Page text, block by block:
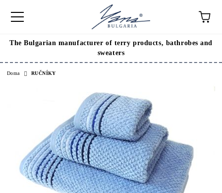
The Bulgarian manufacturer of terry products, bathrobes and
sweaters
Doma RUČNÍKY